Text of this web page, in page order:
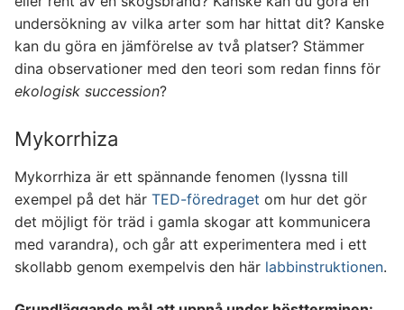
undersökning av vilka arter som har hittat dit? Kanske
kan du göra en jämförelse av två platser? Stämmer
dina observationer med den teori som redan finns för
ekologisk succession?
Mykorrhiza
Mykorrhiza är ett spännande fenomen (lyssna till
exempel på det här TED-föredraget om hur det gör
det möjligt för träd i gamla skogar att kommunicera
med varandra), och går att experimentera med i ett
skollabb genom exempelvis den här labbinstruktionen.